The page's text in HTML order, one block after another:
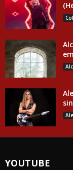
YOUTUBE